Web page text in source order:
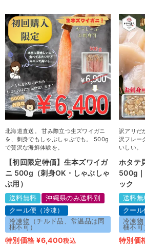
北海道直送。 甘み際立つ生ズワイガニ
を、刺身でもしゃぶしゃぶでも。 500g
で贅沢な海鮮体験を。
【初回限定特価】生本ズワイガ
ニ 500g（刺身OK・しゃぶしゃ
ぶ用）
送料無料
沖縄県のみ送料別
クール便（冷凍）
冷凍物（チルド品、常温品は同
梱不可）
特別価格 ¥6,400税込
訳アリだ
沢フレー
いしい。
ホタテ
500g
ック
送料無
クール
冷凍物
梱不可
特別価